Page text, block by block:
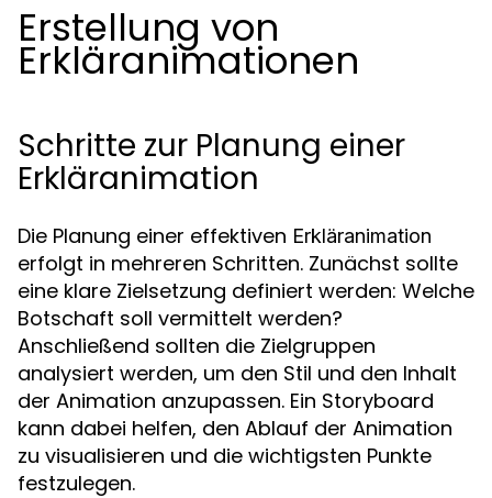
Erstellung von
Erkläranimationen
Schritte zur Planung einer
Erkläranimation
Die Planung einer effektiven Erkläranimation
erfolgt in mehreren Schritten. Zunächst sollte
eine klare Zielsetzung definiert werden: Welche
Botschaft soll vermittelt werden?
Anschließend sollten die Zielgruppen
analysiert werden, um den Stil und den Inhalt
der Animation anzupassen. Ein Storyboard
kann dabei helfen, den Ablauf der Animation
zu visualisieren und die wichtigsten Punkte
festzulegen.